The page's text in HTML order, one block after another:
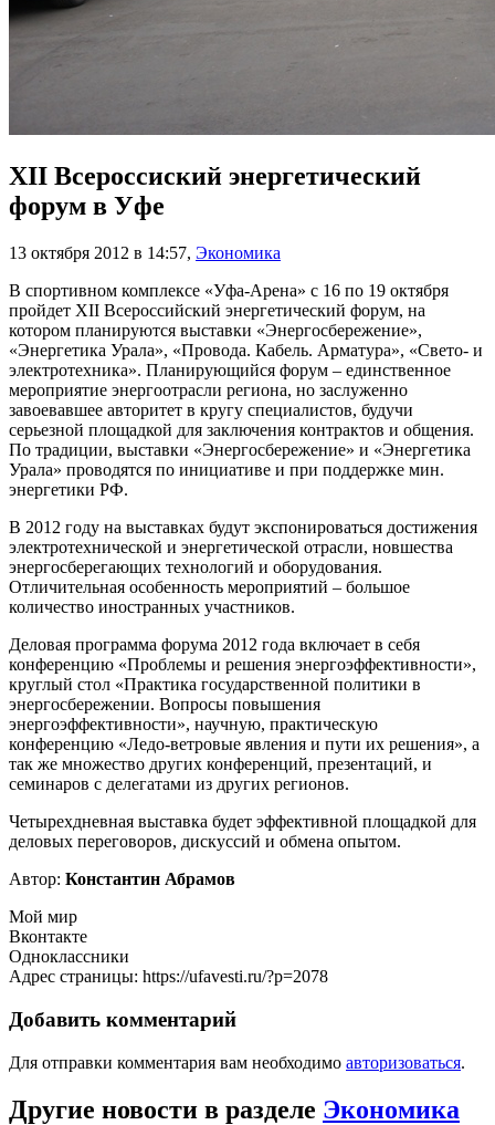
XII Всероссиский энергетический
форум в Уфе
13 октября 2012 в 14:57, Экономика
В спортивном комплексе «Уфа-Арена» с 16 по 19 октября
пройдет XII Всероссийский энергетический форум, на
котором планируются выставки «Энергосбережение»,
«Энергетика Урала», «Провода. Кабель. Арматура», «Свето- и
электротехника». Планирующийся форум – единственное
мероприятие энергоотрасли региона, но заслуженно
завоевавшее авторитет в кругу специалистов, будучи
серьезной площадкой для заключения контрактов и общения.
По традиции, выставки «Энергосбережение» и «Энергетика
Урала» проводятся по инициативе и при поддержке мин.
энергетики РФ.
В 2012 году на выставках будут экспонироваться достижения
электротехнической и энергетической отрасли, новшества
энергосберегающих технологий и оборудования.
Отличительная особенность мероприятий – большое
количество иностранных участников.
Деловая программа форума 2012 года включает в себя
конференцию «Проблемы и решения энергоэффективности»,
круглый стол «Практика государственной политики в
энергосбережении. Вопросы повышения
энергоэффективности», научную, практическую
конференцию «Ледо-ветровые явления и пути их решения», а
так же множество других конференций, презентаций, и
семинаров с делегатами из других регионов.
Четырехдневная выставка будет эффективной площадкой для
деловых переговоров, дискуссий и обмена опытом.
Автор: Константин Абрамов
Мой мир
Вконтакте
Одноклассники
Адрес страницы: https://ufavesti.ru/?p=2078
Добавить комментарий
Для отправки комментария вам необходимо авторизоваться.
Другие новости в разделе Экономика